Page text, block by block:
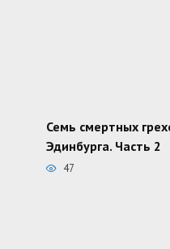
Семь смертных
Эдинбурга. Часть 2
47